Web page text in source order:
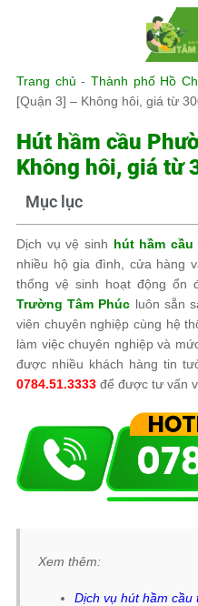
Trang chủ -Thành phố Hồ
[Quận 3] – Không hôi, giá từ
Hút hầm cầu
Không hôi, giá từ
Mục lục
Dịch vụ vệ sinh hút hầm
nhiều hộ gia đình, cửa hàng
thống vệ sinh hoạt động ổn
Trường Tâm Phúc luôn sẵn
viên chuyên nghiệp cùng hệ
làm việc chuyên nghiệp và
được nhiều khách hàng tin
0784.51.3333 để được tư vấn
Xem thêm:
Dịch vụ hút hầm cầu